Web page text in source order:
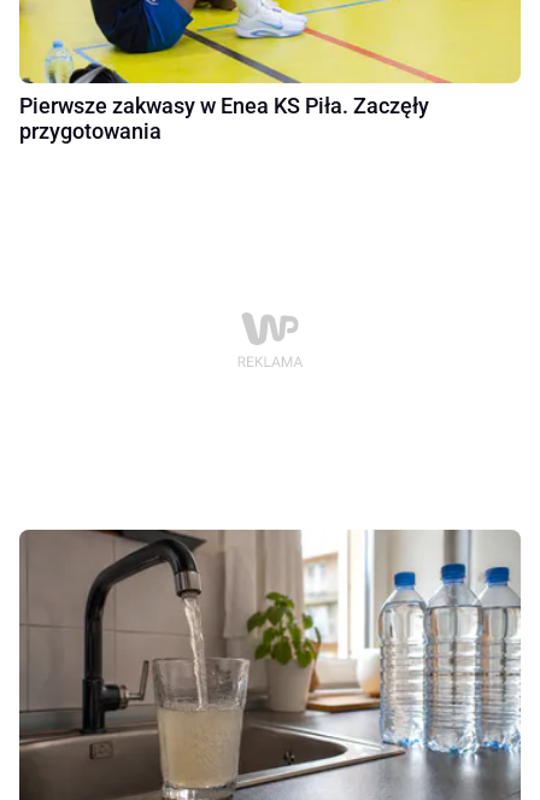
Pierwsze zakwasy w Enea KS Piła. Zaczęły
przygotowania